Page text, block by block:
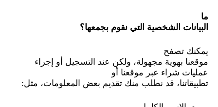
ما
البيانات الشخصية التي نقوم بجمعها؟
يمكنك تصفح
موقعنا بهوية مجهولة، ولكن عند التسجيل أو إجراء
عمليات شراء عبر موقعنا أو
تطبيقاتنا، قد نطلب منك تقديم بعض المعلومات، مثل: